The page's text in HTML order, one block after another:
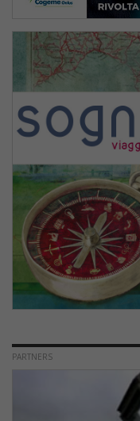
PARTNERS